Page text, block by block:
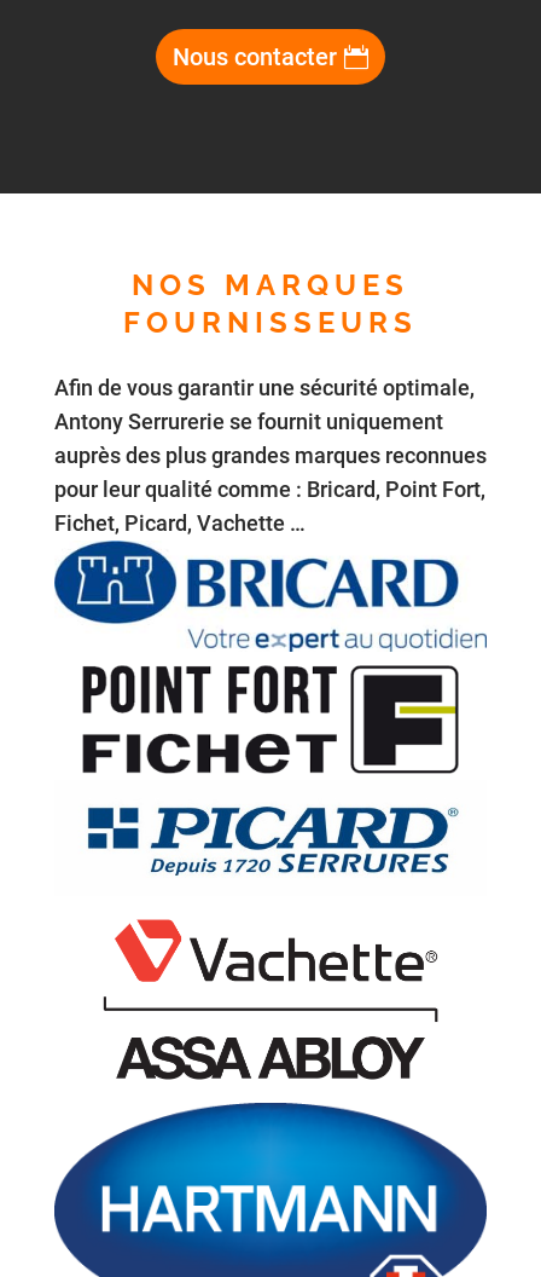
Nous contacter
NOS MARQUES
FOURNISSEURS
Afin de vous garantir une sécurité optimale,
Antony Serrurerie se fournit uniquement
auprès des plus grandes marques reconnues
pour leur qualité comme : Bricard, Point Fort,
Fichet, Picard, Vachette …